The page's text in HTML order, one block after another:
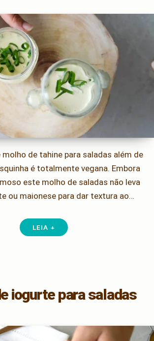
de tahine para saladas além de
é totalmente vegana. Embora
este molho de saladas não leva
ou maionese para dar textura ao…
LEIA +
iogurte para saladas